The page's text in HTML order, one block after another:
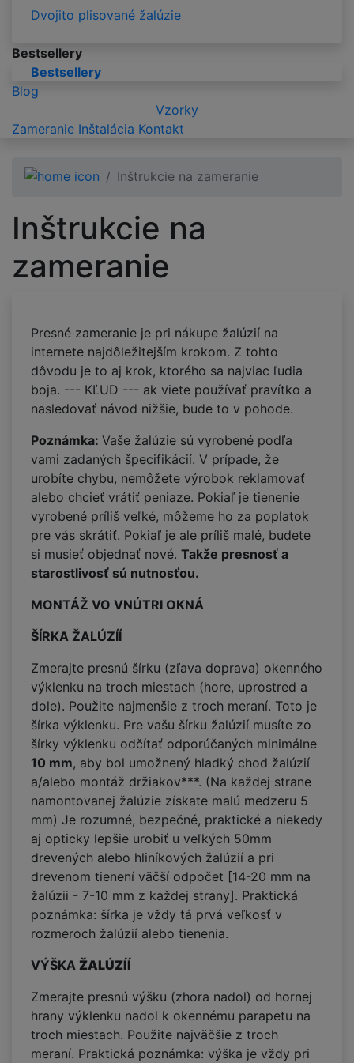
Dvojito plisované žalúzie
Bestsellery
Bestsellery
Blog
Vzorky
Zameranie Inštalácia Kontakt
Inštrukcie na zameranie
Inštrukcie na
zameranie
Presné zameranie je pri nákupe žalúzií na
internete najdôležitejším krokom. Z tohto
dôvodu je to aj krok, ktorého sa najviac ľudia
boja. --- KĽUD --- ak viete používať pravítko a
nasledovať návod nižšie, bude to v pohode.
Poznámka: Vaše žalúzie sú vyrobené podľa
vami zadaných špecifikácií. V prípade, že
urobíte chybu, nemôžete výrobok reklamovať
alebo chcieť vrátiť peniaze. Pokiaľ je tienenie
vyrobené príliš veľké, môžeme ho za poplatok
pre vás skrátiť. Pokiaľ je ale príliš malé, budete
si musieť objednať nové. Takže presnosť a
starostlivosť sú nutnosťou.
MONTÁŽ VO VNÚTRI OKNÁ
ŠÍRKA ŽALÚZÍÍ
Zmerajte presnú šírku (zľava doprava) okenného
výklenku na troch miestach (hore, uprostred a
dole). Použite najmenšie z troch meraní. Toto je
šírka výklenku. Pre vašu šírku žalúzií musíte zo
šírky výklenku odčítať odporúčaných minimálne
10 mm, aby bol umožnený hladký chod žalúzií
a/alebo montáž držiakov***. (Na každej strane
namontovanej žalúzie získate malú medzeru 5
mm) Je rozumné, bezpečné, praktické a niekedy
aj opticky lepšie urobiť u veľkých 50mm
drevených alebo hliníkových žalúzií a pri
drevenom tienení väčší odpočet [14-20 mm na
žalúzii - 7-10 mm z každej strany]. Praktická
poznámka: šírka je vždy tá prvá veľkosť v
rozmeroch žalúzií alebo tienenia.
VÝŠKA ŽALÚZÍÍ
Zmerajte presnú výšku (zhora nadol) od hornej
hrany výklenku nadol k okennému parapetu na
troch miestach. Použite najväčšie z troch
meraní. Praktická poznámka: výška je vždy pri